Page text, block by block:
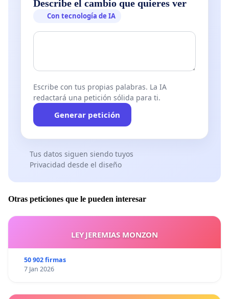
Describe el cambio que quieres ver
Con tecnología de IA
Escribe con tus propias palabras. La IA
redactará una petición sólida para ti.
Generar petición
Tus datos siguen siendo tuyos
Privacidad desde el diseño
Otras peticiones que le pueden interesar
LEY JEREMIAS MONZON
50 902 firmas
7 Jan 2026